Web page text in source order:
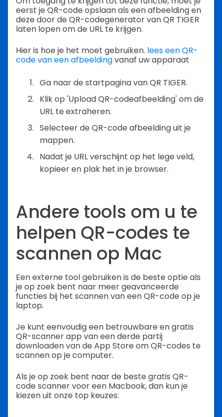
eerst je QR-code opslaan als een afbeelding en
deze door de QR-codegenerator van QR TIGER
laten lopen om de URL te krijgen.
Hier is hoe je het moet gebruiken. lees een QR-
code van een afbeeldingvanaf uw apparaat
Ga naar de startpagina van QR TIGER.
Klik op 'Upload QR-codeafbeelding' om de
URL te extraheren.
Selecteer de QR-code afbeelding uit je
mappen.
Nadat je URL verschijnt op het lege veld,
kopieer en plak het in je browser.
Andere tools om u te
helpen QR-codes te
scannen op Mac
Een externe tool gebruiken is de beste optie als
je op zoek bent naar meer geavanceerde
functies bij het scannen van een QR-code op je
laptop.
Je kunt eenvoudig een betrouwbare en gratis
QR-scanner app van een derde partij
downloaden van de App Store om QR-codes te
scannen op je computer.
Als je op zoek bent naar de beste gratis QR-
code scanner voor een Macbook, dan kun je
kiezen uit onze top keuzes: